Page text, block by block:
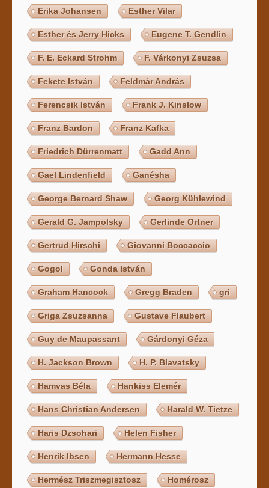
Erika Johansen Esther Vilar
Esther és Jerry Hicks Eugene T. Gendlin
F. E. Eckard Strohm F. Várkonyi Zsuzsa
Fekete István Feldmár András
Ferencsik István Frank J. Kinslow
Franz Bardon Franz Kafka
Friedrich Dürrenmatt Gadd Ann
Gael Lindenfield Ganésha
George Bernard Shaw Georg Kühlewind
Gerald G. Jampolsky Gerlinde Ortner
Gertrud Hirschi Giovanni Boccaccio
Gogol Gonda István
Graham Hancock Gregg Braden gri
Griga Zsuzsanna Gustave Flaubert
Guy de Maupassant Gárdonyi Géza
H. Jackson Brown H. P. Blavatsky
Hamvas Béla Hankiss Elemér
Hans Christian Andersen Harald W. Tietze
Haris Dzsohari Helen Fisher
Henrik Ibsen Hermann Hesse
Hermész Triszmegisztosz Homérosz